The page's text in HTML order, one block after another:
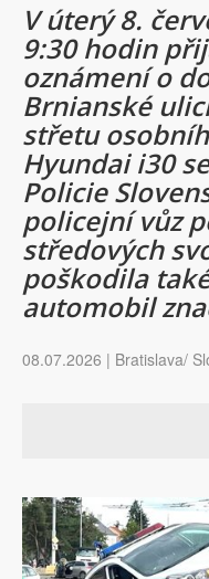
V úterý 8.
9:30 hodin
oznámení o
Brnianské
střetu
Hyundai i30
Policie
policejní vůz
středových
poškodila
automobil
08.07.2026 | Bratislava/